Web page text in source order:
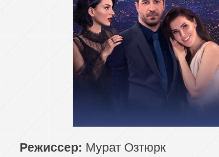
66 серия
67 серия
70 серия
71 серия
74 серия
Режиссер: Мурат Озтюрк